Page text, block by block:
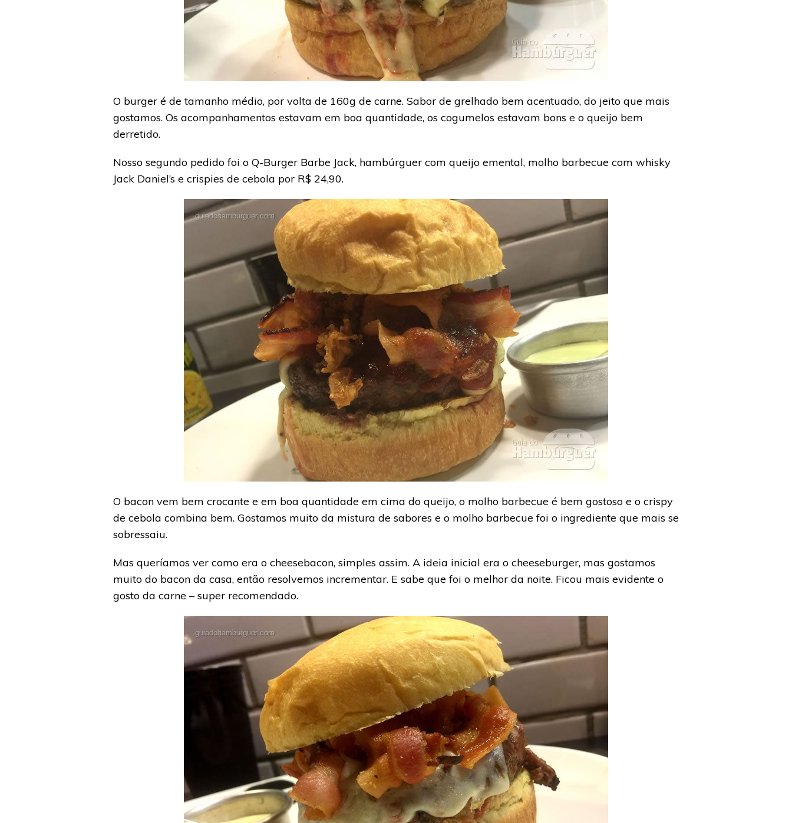
O burger é de tamanho médio, por volta de 160g de carne. Sabor de grelhado bem acentuado, do jeito que mais
gostamos. Os acompanhamentos estavam em boa quantidade, os cogumelos estavam bons e o queijo bem
derretido.
Nosso segundo pedido foi o Q-Burger Barbe Jack, hambúrguer com queijo emental, molho barbecue com whisky
Jack Daniel’s e crispies de cebola por R$ 24,90.
O bacon vem bem crocante e em boa quantidade em cima do queijo, o molho barbecue é bem gostoso e o crispy
de cebola combina bem. Gostamos muito da mistura de sabores e o molho barbecue foi o ingrediente que mais se
sobressaiu.
Mas queríamos ver como era o cheesebacon, simples assim. A ideia inicial era o cheeseburger, mas gostamos
muito do bacon da casa, então resolvemos incrementar. E sabe que foi o melhor da noite. Ficou mais evidente o
gosto da carne – super recomendado.